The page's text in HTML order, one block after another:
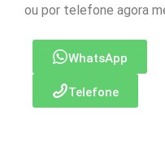
ou por telefone agora
WhatsApp
Telefone